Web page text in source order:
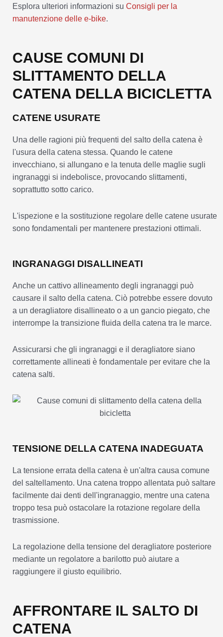
Esplora ulteriori informazioni su Consigli per la
manutenzione delle e-bike.
CAUSE COMUNI DI
SLITTAMENTO DELLA
CATENA DELLA BICICLETTA
CATENE USURATE
Una delle ragioni più frequenti del salto della catena è
l'usura della catena stessa. Quando le catene
invecchiano, si allungano e la tenuta delle maglie sugli
ingranaggi si indebolisce, provocando slittamenti,
soprattutto sotto carico.
L'ispezione e la sostituzione regolare delle catene usurate
sono fondamentali per mantenere prestazioni ottimali.
INGRANAGGI DISALLINEATI
Anche un cattivo allineamento degli ingranaggi può
causare il salto della catena. Ciò potrebbe essere dovuto
a un deragliatore disallineato o a un gancio piegato, che
interrompe la transizione fluida della catena tra le marce.
Assicurarsi che gli ingranaggi e il deragliatore siano
correttamente allineati è fondamentale per evitare che la
catena salti.
TENSIONE DELLA CATENA INADEGUATA
La tensione errata della catena è un'altra causa comune
del saltellamento. Una catena troppo allentata può saltare
facilmente dai denti dell'ingranaggio, mentre una catena
troppo tesa può ostacolare la rotazione regolare della
trasmissione.
La regolazione della tensione del deragliatore posteriore
mediante un regolatore a barilotto può aiutare a
raggiungere il giusto equilibrio.
AFFRONTARE IL SALTO DI
CATENA